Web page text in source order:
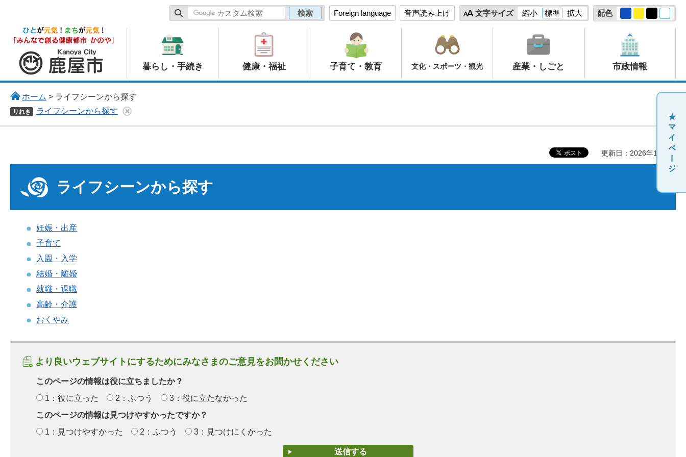
Foreign language 音声読み上げ 文字サイズ 縮小 標準 拡大 配色
鹿屋市
暮らし・手続き 健康・福祉 子育て・教育 文化・スポーツ・観光 産業・しごと 市政情報
ホーム > ライフシーンから探す
りれき ライフシーンから探す
更新日：2026年1月1日
ライフシーンから探す
妊娠・出産
子育て
入園・入学
結婚・離婚
就職・退職
高齢・介護
おくやみ
より良いウェブサイトにするためにみなさまのご意見をお聞かせください
このページの情報は役に立ちましたか？
1：役に立った
2：ふつう
3：役に立たなかった
このページの情報は見つけやすかったですか？
1：見つけやすかった
2：ふつう 3：見つけにくかった